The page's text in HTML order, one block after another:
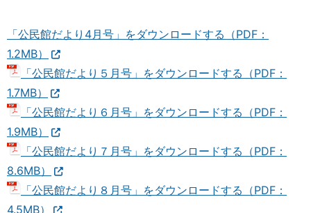
「公民館だより4月号」をダウンロードする（PDF：
1.2MB）
「公民館だより５月号」をダウンロードする（PDF：
1.7MB）
「公民館だより６月号」をダウンロードする（PDF：
1.9MB）
「公民館だより７月号」をダウンロードする（PDF：
8.6MB）
「公民館だより８月号」をダウンロードする（PDF：
4.5MB）